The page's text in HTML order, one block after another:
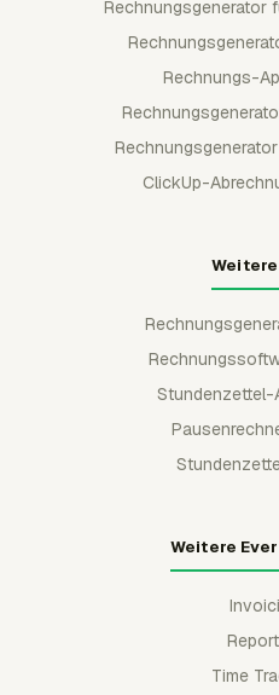
Rechnungsgenerator
Rechnungs-
ClickUp-
Stundenzettel-
Weitere
Time